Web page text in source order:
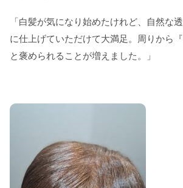
「白髪が気になり始めたけれど、自然な
に仕上げていただけて大満足。周りから『
と褒められることが増えました。」